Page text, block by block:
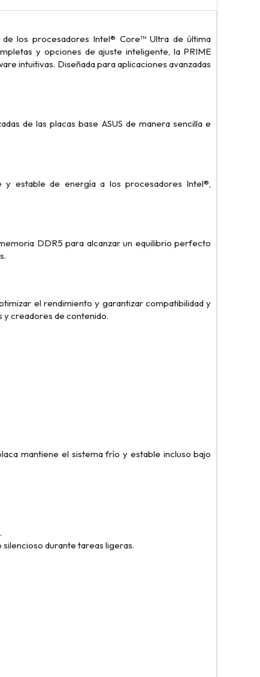
de los procesadores Intel® Core™ Ultra de última
y opciones de ajuste inteligente, la PRIME
intuitivas. Diseñada para aplicaciones avanzadas
de las placas base ASUS de manera sencilla e
y estable de energía a los procesadores Intel®,
DDR5 para alcanzar un equilibrio perfecto
el rendimiento y garantizar compatibilidad y
y creadores de contenido.
mantiene el sistema frío y estable incluso bajo
durante tareas ligeras.